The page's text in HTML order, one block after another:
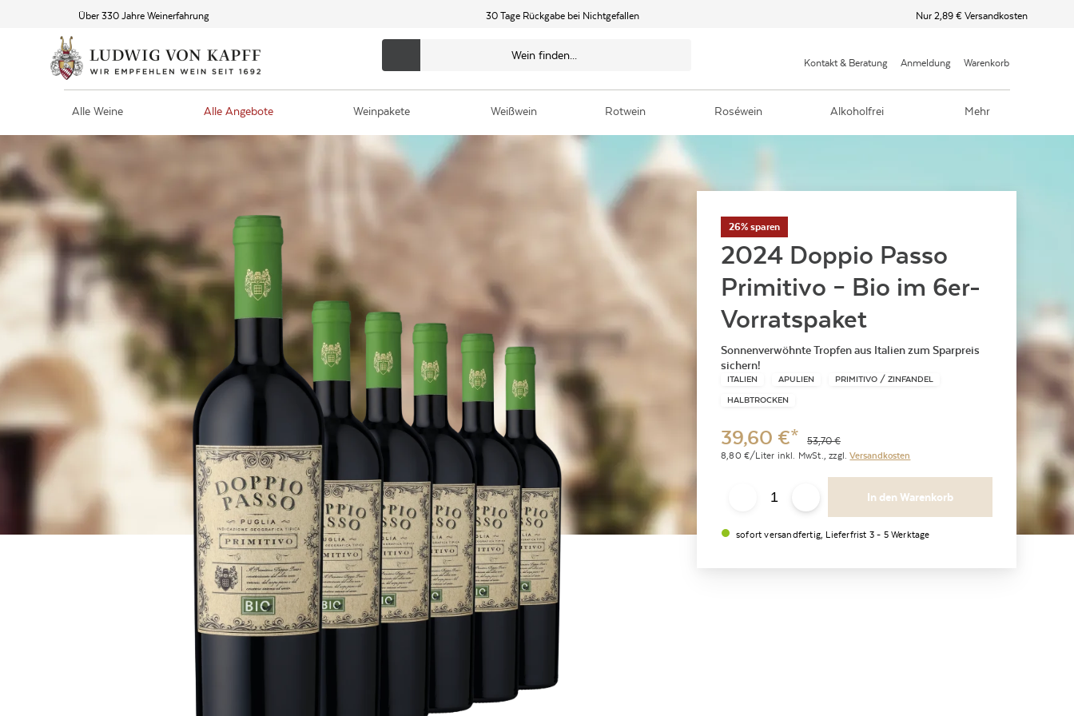
Über 330 Jahre Weinerfahrung 30 Tage Rückgabe bei Nichtgefallen Nur 2,89 € Versandkosten
Kontakt & Beratung Anmeldung Warenkorb
Alle Weine Alle Angebote Weinpakete Weißwein Rotwein Roséwein Alkoholfrei Mehr
26% sparen
2024 Doppio Passo
Primitivo – Bio im 6er-
Vorratspaket
Sonnenverwöhnte Tropfen aus Italien zum Sparpreis
sichern!
ITALIEN APULIEN
PRIMITIVO / ZINFANDEL
HALBTROCKEN
39,60 €* 53,70€
8,80 €/Liter inkl. MwSt., zzgl.Versandkosten
In den Warenkorb
sofort versandfertig, Lieferfrist 3 - 5 Werktage